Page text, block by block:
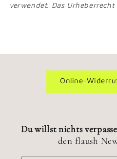
verwendet. Das
Online-
Du willst nichts
den flaush